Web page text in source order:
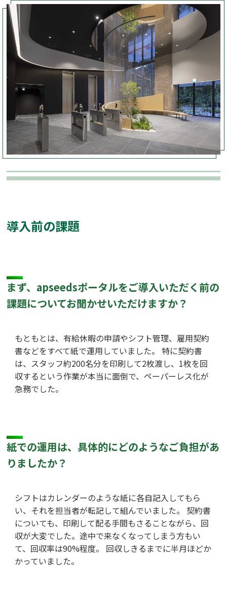
導入前の課題
まず、apseedsポータルをご導入いただく前の
課題についてお聞かせいただけますか？
もともとは、有給休暇の申請やシフト管理、雇用契約
書などをすべて紙で運用していました。 特に契約書
は、スタッフ約200名分を印刷して2枚渡し、1枚を回
収するという作業が本当に面倒で、ペーパーレス化が
急務でした。
紙での運用は、具体的にどのようなご負担があ
りましたか？
シフトはカレンダーのような紙に各自記入してもら
い、それを担当者が転記して組んでいました。 契約書
についても、印刷して配る手間もさることながら、回
収が大変でした。途中で来なくなってしまう方もい
て、回収率は90%程度。 回収しきるまでに半月ほどか
かっていました。